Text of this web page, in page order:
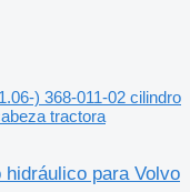
) 368-011-02 cilindro
tractora
para Volvo